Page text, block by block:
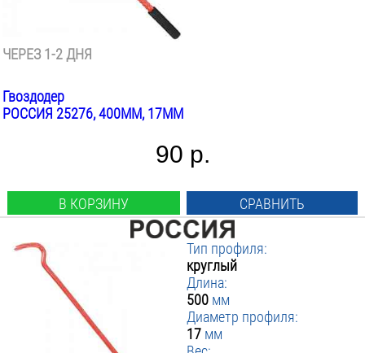
ЧЕРЕЗ 1-2 ДНЯ
Гвоздодер
РОССИЯ 25276, 400ММ, 17ММ
90 р.
В КОРЗИНУ СРАВНИТЬ
Тип профиля:
круглый
Длина:
500 мм
Диаметр профиля:
17 мм